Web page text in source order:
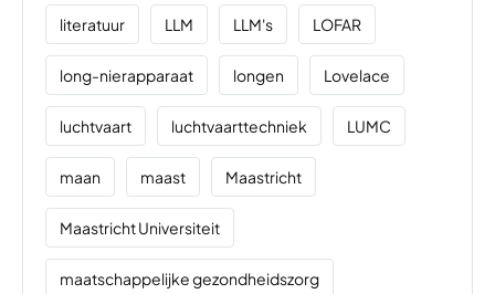
literatuur LLM LLM's LOFAR
long-nierapparaat longen Lovelace
luchtvaart luchtvaarttechniek LUMC
maan maast Maastricht
Maastricht Universiteit
maatschappelijke gezondheidszorg